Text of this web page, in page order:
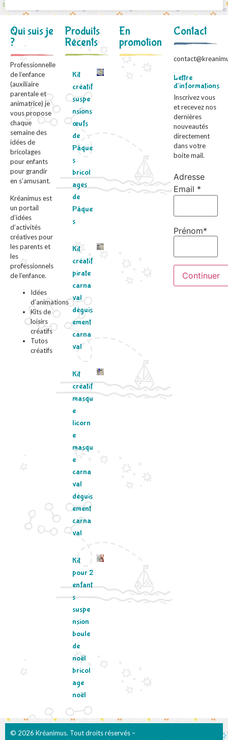
Qui suis je
?
Professionnelle
de l’enfance
(auxiliaire
parentale et
animatrice) je
vous propose
chaque
semaine des
idées de
bricolages
pour enfants
pour grandir
en s’amusant.
Kréanimus est
un portail
d’idées
d’activités
créatives pour
les parents et
les
professionnels
de l’enfance.
Idées
d’animations
Kits de
loisirs
créatifs
Tutos
créatifs
Produits
Récents
Kit
créatif
suspe
nsions
œufs
de
Pâque
s
bricol
ages
de
Pâque
s
Kit
créatif
pirate
carna
val
déguis
ement
carna
val
Kit
créatif
masqu
e
licorn
e
masqu
e
carna
val
déguis
ement
carna
val
Kit
pour 2
enfant
s
suspe
nsion
boule
de
noël
bricol
age
noël
En
promotion
Contact
Lettre
d'informations
Inscrivez vous
et recevez nos
dernières
nouveautés
directement
dans votre
boite mail.
Adresse
Email *
Prénom*
© 2026 Kréanimus. Tout droits réservés –